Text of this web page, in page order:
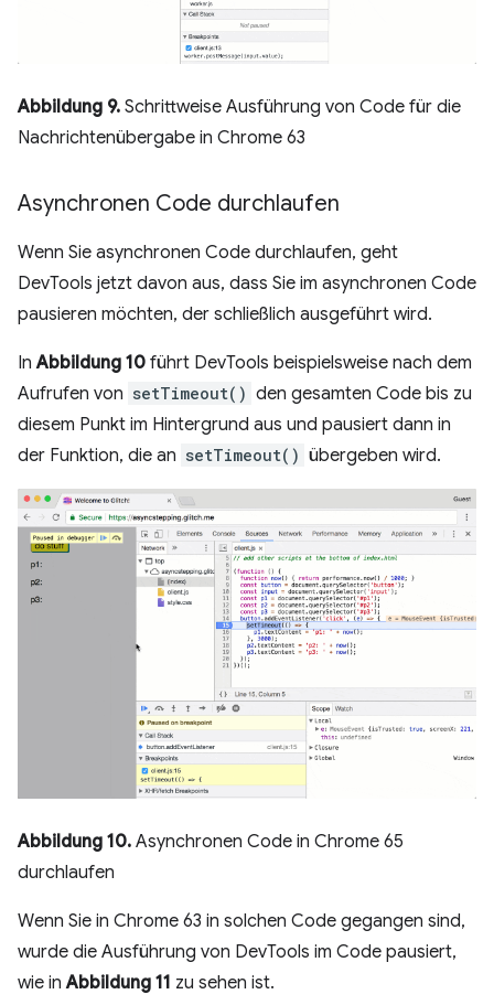
Abbildung 9. Schrittweise Ausführung von Code für die
Nachrichtenübergabe in Chrome 63
Asynchronen Code durchlaufen
Wenn Sie asynchronen Code durchlaufen, geht
DevTools jetzt davon aus, dass Sie im asynchronen Code
pausieren möchten, der schließlich ausgeführt wird.
InAbbildung 10 führt DevTools beispielsweise nach dem
Aufrufen von setTimeout() den gesamten Code bis zu
diesem Punkt im Hintergrund aus und pausiert dann in
der Funktion, die an setTimeout() übergeben wird.
Abbildung 10. Asynchronen Code in Chrome 65
durchlaufen
Wenn Sie in Chrome 63 in solchen Code gegangen sind,
wurde die Ausführung von DevTools im Code pausiert,
wie inAbbildung 11 zu sehen ist.